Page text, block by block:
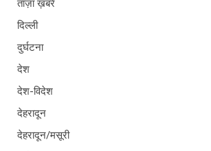
ताज़ा ख़बरें
दिल्ली
दुर्घटना
देश
देश-विदेश
देहरादून
देहरादून/मसूरी